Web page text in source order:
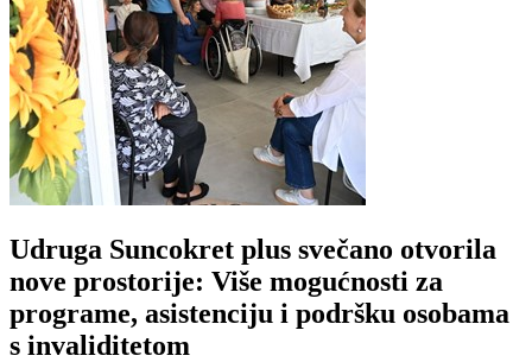
Udruga Suncokret plus svečano otvorila
nove prostorije: Više mogućnosti za
programe, asistenciju i podršku osobama
s invaliditetom